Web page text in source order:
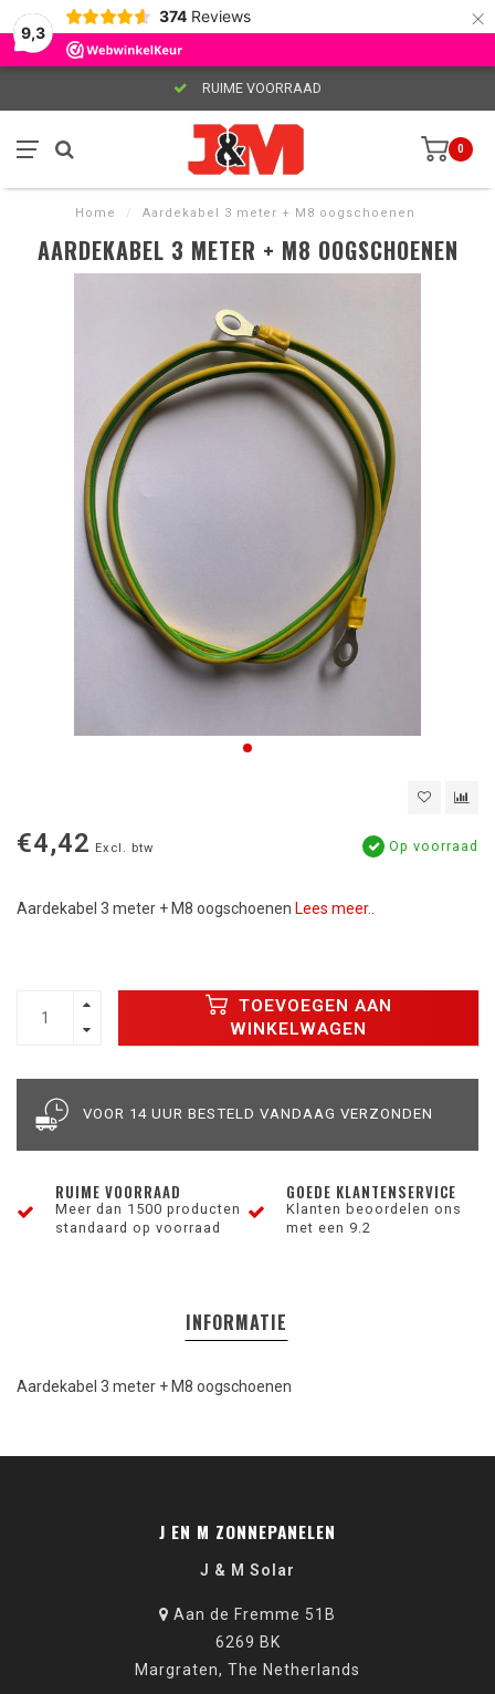
9,3
374 Reviews ×
RUIME VOORRAAD
0
Home / Aardekabel 3 meter + M8 oogschoenen
AARDEKABEL 3 METER + M8 OOGSCHOENEN
€4,42 Excl. btw Op voorraad
Aardekabel 3 meter + M8 oogschoenen Lees meer..
TOEVOEGEN AAN
WINKELWAGEN
VOOR 14 UUR BESTELD VANDAAG VERZONDEN
RUIME VOORRAAD
Meer dan 1500 producten
standaard op voorraad
GOEDE KLANTENSERVICE
Klanten beoordelen ons
met een 9.2
INFORMATIE
Aardekabel 3 meter + M8 oogschoenen
J EN M ZONNEPANELEN
J & M Solar
Aan de Fremme 51B
6269 BK
Margraten, The Netherlands